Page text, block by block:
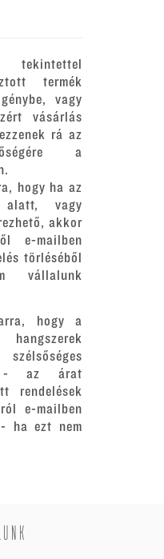
termék
vagy
vásárlás
rá az
a
hogy ha az
vagy
akkor
e-mailben
törléséből
vállalunk
hogy a
- az árat
rendelések
e-mailben
ha ezt nem